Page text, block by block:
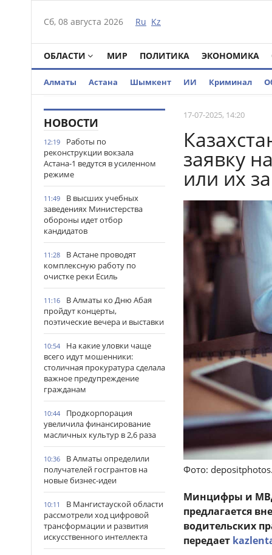
Сб, 08 августа 2026 Ru Kz
ОБЛАСТИ МИР ПОЛИТИКА ЭКОНОМИКА
Алматы Астана Шымкент ИИ Криминал
НОВОСТИ
12:19
Работы по
реконструкции вокзала
Астана-1 ведутся в усиленном
режиме
11:49
В высших учебных
заведениях Министерства
обороны идет отбор
кандидатов
11:28
В Астане проводят
комплексную работу по
очистке реки Есиль
11:16
В Алматы ко Дню Абая
пройдут концерты,
поэтические вечера и выставки
10:54
На какие уловки чаще
всего идут мошенники:
столичная прокуратура сделала
важное предупреждение
гражданам
10:44
Продкорпорация
увеличила финансирование
масличных культур в 2,6 раза
10:36
В Алматы определили
получателей госгрантов на
новые бизнес-идеи
10:11
В Мангистауской области
рассмотрели ход цифровой
трансформации и развития
искусственного интеллекта
17-07-2025, 14:20
заявку
или их
Фото:
Минцифры и МВД
предлагается
водительских
передает